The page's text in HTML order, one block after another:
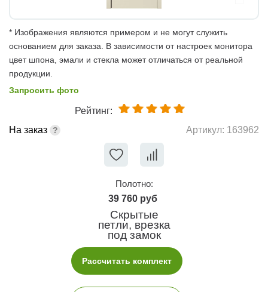
* Изображения являются примером и не могут служить
основанием для заказа. В зависимости от настроек монитора
цвет шпона, эмали и стекла может отличаться от реальной
продукции.
Запросить фото
Рейтинг:
На заказ
Артикул: 163962
Полотно:
39 760 руб
Скрытые
петли, врезка
под замок
Рассчитать комплект